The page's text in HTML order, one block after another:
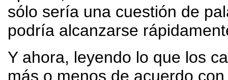
sólo sería una cuestión de
podría alcanzarse
Y ahora, leyendo lo que los
más o menos de acuerdo